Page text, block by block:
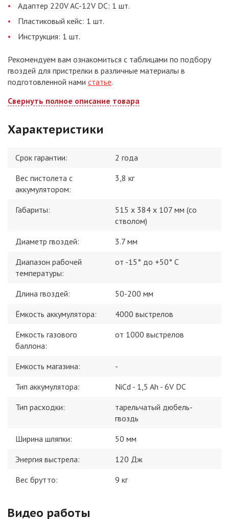
Адаптер 220V AC-12V DC: 1 шт.
Пластиковый кейс: 1 шт.
Инструкция: 1 шт.
Рекомендуем вам ознакомиться с таблицами по подбору
гвоздей для пристрелки в различные материалы в
подготовленной нами статье.
Свернуть полное описание товара
Характеристики
Срок гарантии:
2 года
Вес пистолета с
аккумулятором:
3,8 кг
Габариты:
515 х 384 х 107 мм (со
стволом)
Диаметр гвоздей:
3.7 мм
Диапазон рабочей
температуры:
от -15° до +50° С
Длина гвоздей:
50-200 мм
Ёмкость аккумулятора:
4000 выстрелов
Емкость газового
баллона:
от 1000 выстрелов
Емкость магазина:
-
Тип аккумулятора:
NiCd - 1,5 Ah - 6V DC
Тип расходки:
тарельчатый дюбель-
гвоздь
Ширина шляпки:
50 мм
Энергия выстрела:
120 Дж
Вес брутто:
9 кг
Видео работы